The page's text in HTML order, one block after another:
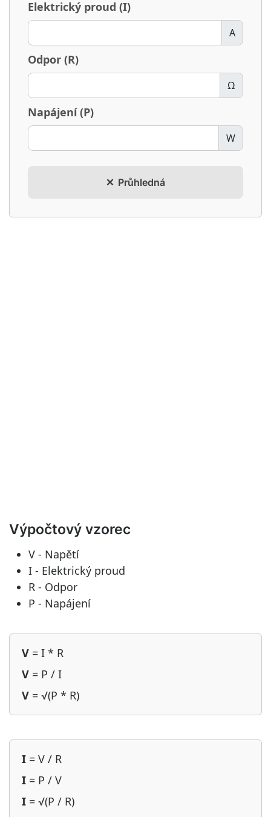
Elektrický proud (I)
A
Odpor (R)
Ω
Napájení (P)
W
Průhledná
Výpočtový vzorec
V - Napětí
I - Elektrický proud
R - Odpor
P - Napájení
V = I * R
V = P / I
V = √(P * R)
I = V / R
I = P / V
I = √(P / R)